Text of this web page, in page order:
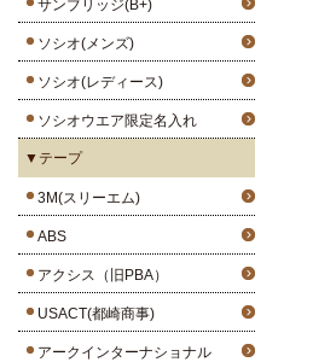
サンブリッジ(B+)
ソシオ(メンズ)
ソシオ(レディース)
ソシオウエア限定名入れ
▼テープ
3M(スリーエム)
ABS
アクシス（旧PBA）
USACT(都崎商事)
アークインターナショナル